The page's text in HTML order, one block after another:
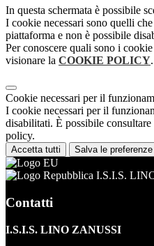
In questa schermata è possibile
I cookie necessari sono quelli
piattaforma e non è possibile
Per conoscere quali sono i
visionare la COOKIE POLICY.
Cookie necessari per il
I cookie necessari per il
disabilitati. È possibile
policy.
Accetta tutti Salva le preferenze
I.S.I.S.
Contatti
I.S.I.S. LINO ZANUSSI